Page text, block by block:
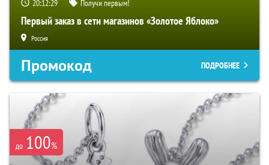
20:12:28 Получи первым!
Первый заказ в сети магазинов «Золотое Яблоко»
Россия
Промокод ПОДРОБНЕЕ
до 100%